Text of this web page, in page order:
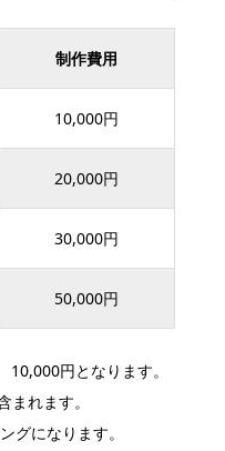
制作費用
10,000円
20,000円
30,000円
50,000円
円となります。
まれます。
グになります。